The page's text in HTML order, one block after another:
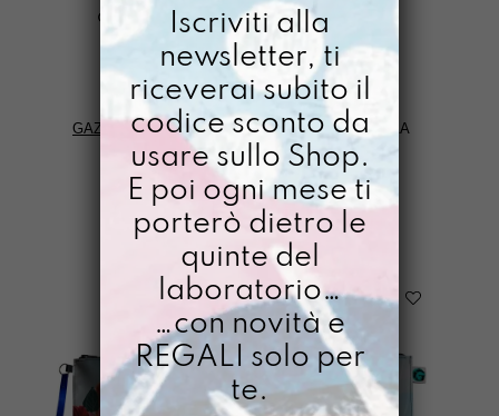
avanti di fronte alle avversità”
GAZPACHO>TRASLOCO GAZPACHO> JAKSAA
FILTRI
Iscriviti alla
newsletter, ti
riceverai subito il
codice sconto da
usare sullo Shop.
E poi ogni mese ti
porterò dietro le
quinte del
laboratorio…
…con novità e
REGALI solo per
te.